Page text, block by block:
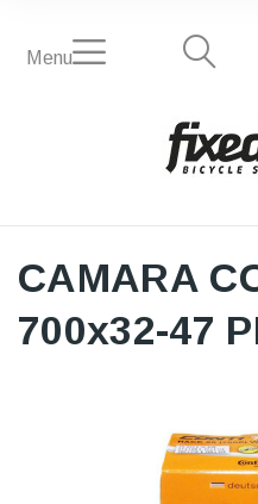
Menu
CAMARA
700x32-47